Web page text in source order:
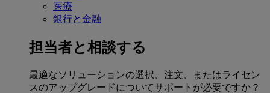
医療
銀行と金融
担当者と相談する
最適なソリューションの選択、注文、またはライセン
スのアップグレードについてサポートが必要ですか？